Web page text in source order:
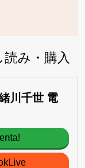
み・購入
川千世 電